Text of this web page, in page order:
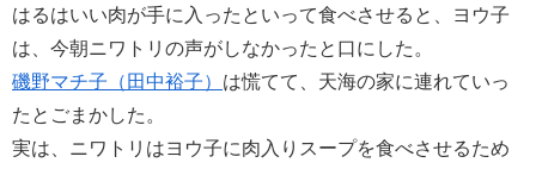
はるはいい肉が手に入ったといって食べさせると、ヨウ子
は、今朝ニワトリの声がしなかったと口にした。
磯野マチ子（田中裕子） は慌てて、天海の家に連れていっ
たとごまかした。
実は、ニワトリはヨウ子に肉入りスープを食べさせるため